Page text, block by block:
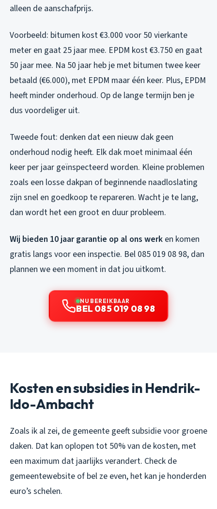
alleen de aanschafprijs.
Voorbeeld: bitumen kost €3.000 voor 50 vierkante
meter en gaat 25 jaar mee. EPDM kost €3.750 en gaat
50 jaar mee. Na 50 jaar heb je met bitumen twee keer
betaald (€6.000), met EPDM maar één keer. Plus, EPDM
heeft minder onderhoud. Op de lange termijn ben je
dus voordeliger uit.
Tweede fout: denken dat een nieuw dak geen
onderhoud nodig heeft. Elk dak moet minimaal één
keer per jaar geïnspecteerd worden. Kleine problemen
zoals een losse dakpan of beginnende naadloslating
zijn snel en goedkoop te repareren. Wacht je te lang,
dan wordt het een groot en duur probleem.
Wij bieden 10 jaar garantie op al ons werk en komen
gratis langs voor een inspectie. Bel 085 019 08 98, dan
plannen we een moment in dat jou uitkomt.
NU BEREIKBAAR
BEL 085 019 08 98
Kosten en subsidies in Hendrik-
Ido-Ambacht
Zoals ik al zei, de gemeente geeft subsidie voor groene
daken. Dat kan oplopen tot 50% van de kosten, met
een maximum dat jaarlijks verandert. Check de
gemeentewebsite of bel ze even, het kan je honderden
euro’s schelen.